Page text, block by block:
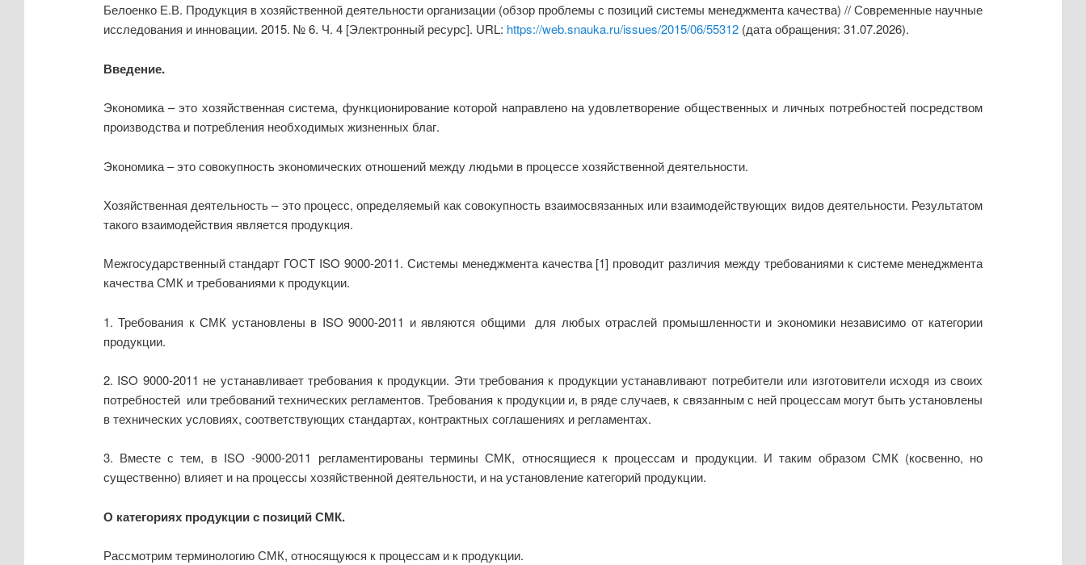
Белоенко Е.В. Продукция в хозяйственной деятельности организации (обзор проблемы с позиций системы менеджмента качества) // Современные научные
исследования и инновации. 2015. № 6. Ч. 4 [Электронный ресурс]. URL: https://web.snauka.ru/issues/2015/06/55312(дата обращения: 31.07.2026).
Введение.
Экономика – это хозяйственная система, функционирование которой направлено на удовлетворение общественных и личных потребностей посредством
производства и потребления необходимых жизненных благ.
Экономика – это совокупность экономических отношений между людьми в процессе хозяйственной деятельности.
Хозяйственная деятельность – это процесс, определяемый как совокупность взаимосвязанных или взаимодействующих видов деятельности. Результатом
такого взаимодействия является продукция.
Межгосударственный стандарт ГОСТ ISO 9000-2011. Системы менеджмента качества [1] проводит различия между требованиями к системе менеджмента
качества СМК и требованиями к продукции.
1. Требования к СМК установлены в ISO 9000-2011 и являются общими для любых отраслей промышленности и экономики независимо от категории
продукции.
2. ISO 9000-2011 не устанавливает требования к продукции. Эти требования к продукции устанавливают потребители или изготовители исходя из своих
потребностей или требований технических регламентов. Требования к продукции и, в ряде случаев, к связанным с ней процессам могут быть установлены
в технических условиях, соответствующих стандартах, контрактных соглашениях и регламентах.
3. Вместе с тем, в ISO -9000-2011 регламентированы термины СМК, относящиеся к процессам и продукции. И таким образом СМК (косвенно, но
существенно) влияет и на процессы хозяйственной деятельности, и на установление категорий продукции.
О категориях продукции с позиций СМК.
Рассмотрим терминологию СМК, относящуюся к процессам и к продукции.